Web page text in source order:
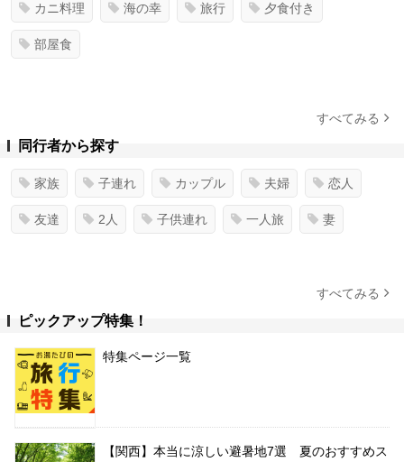
カニ料理 海の幸 旅行 夕食付き
部屋食
すべてみる
同行者から探す
家族 子連れ カップル 夫婦 恋人
友達 2人 子供連れ 一人旅 妻
すべてみる
ピックアップ特集！
特集ページ一覧
【関西】本当に涼しい避暑地7選 夏のおすすめス